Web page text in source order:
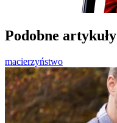
Podobne artykuły
macierzyństwo